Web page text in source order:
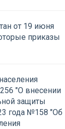
от 19 июня
приказы
"О внесении
защиты
года №158 "Об